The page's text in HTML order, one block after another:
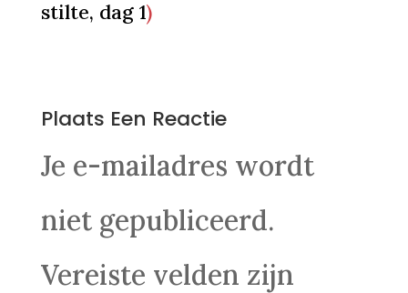
stilte, dag 1)
Plaats Een Reactie
Je e-mailadres wordt
niet gepubliceerd.
Vereiste velden zijn